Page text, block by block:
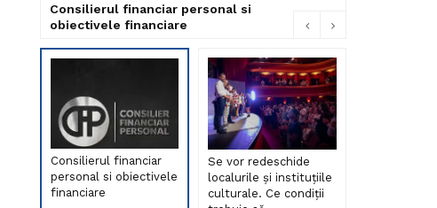
Consilierul financiar personal si
obiectivele financiare
Consilierul financiar
personal si obiectivele
financiare
Se vor redeschide
localurile și instituțiile
culturale. Ce condiții